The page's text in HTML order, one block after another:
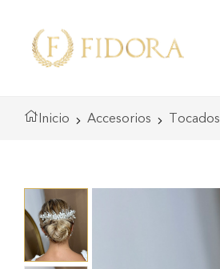
Inicio Accesorios Tocados